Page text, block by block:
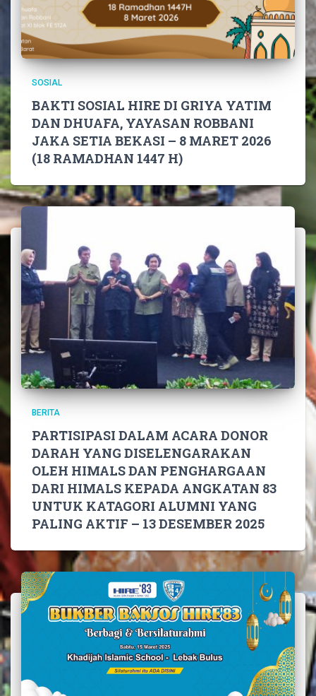
SOSIAL
BAKTI SOSIAL HIRE DI GRIYA YATIM
DAN DHUAFA, YAYASAN ROBBANI
JAKA SETIA BEKASI – 8 MARET 2026
(18 RAMADHAN 1447 H)
BERITA
PARTISIPASI DALAM ACARA DONOR
DARAH YANG DISELENGARAKAN
OLEH HIMALS DAN PENGHARGAAN
DARI HIMALS KEPADA ANGKATAN 83
UNTUK KATAGORI ALUMNI YANG
PALING AKTIF – 13 DESEMBER 2025